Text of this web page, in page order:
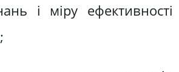
і міру ефективності